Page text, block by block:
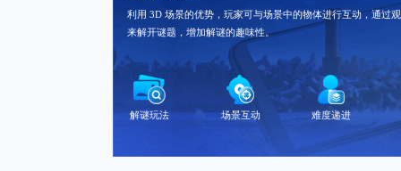
利用 3D 场景的优势，玩家可与场景中的物体进行互动，通过
来解开谜题，增加解谜的趣味性。
解谜玩法 场景互动 难度递进